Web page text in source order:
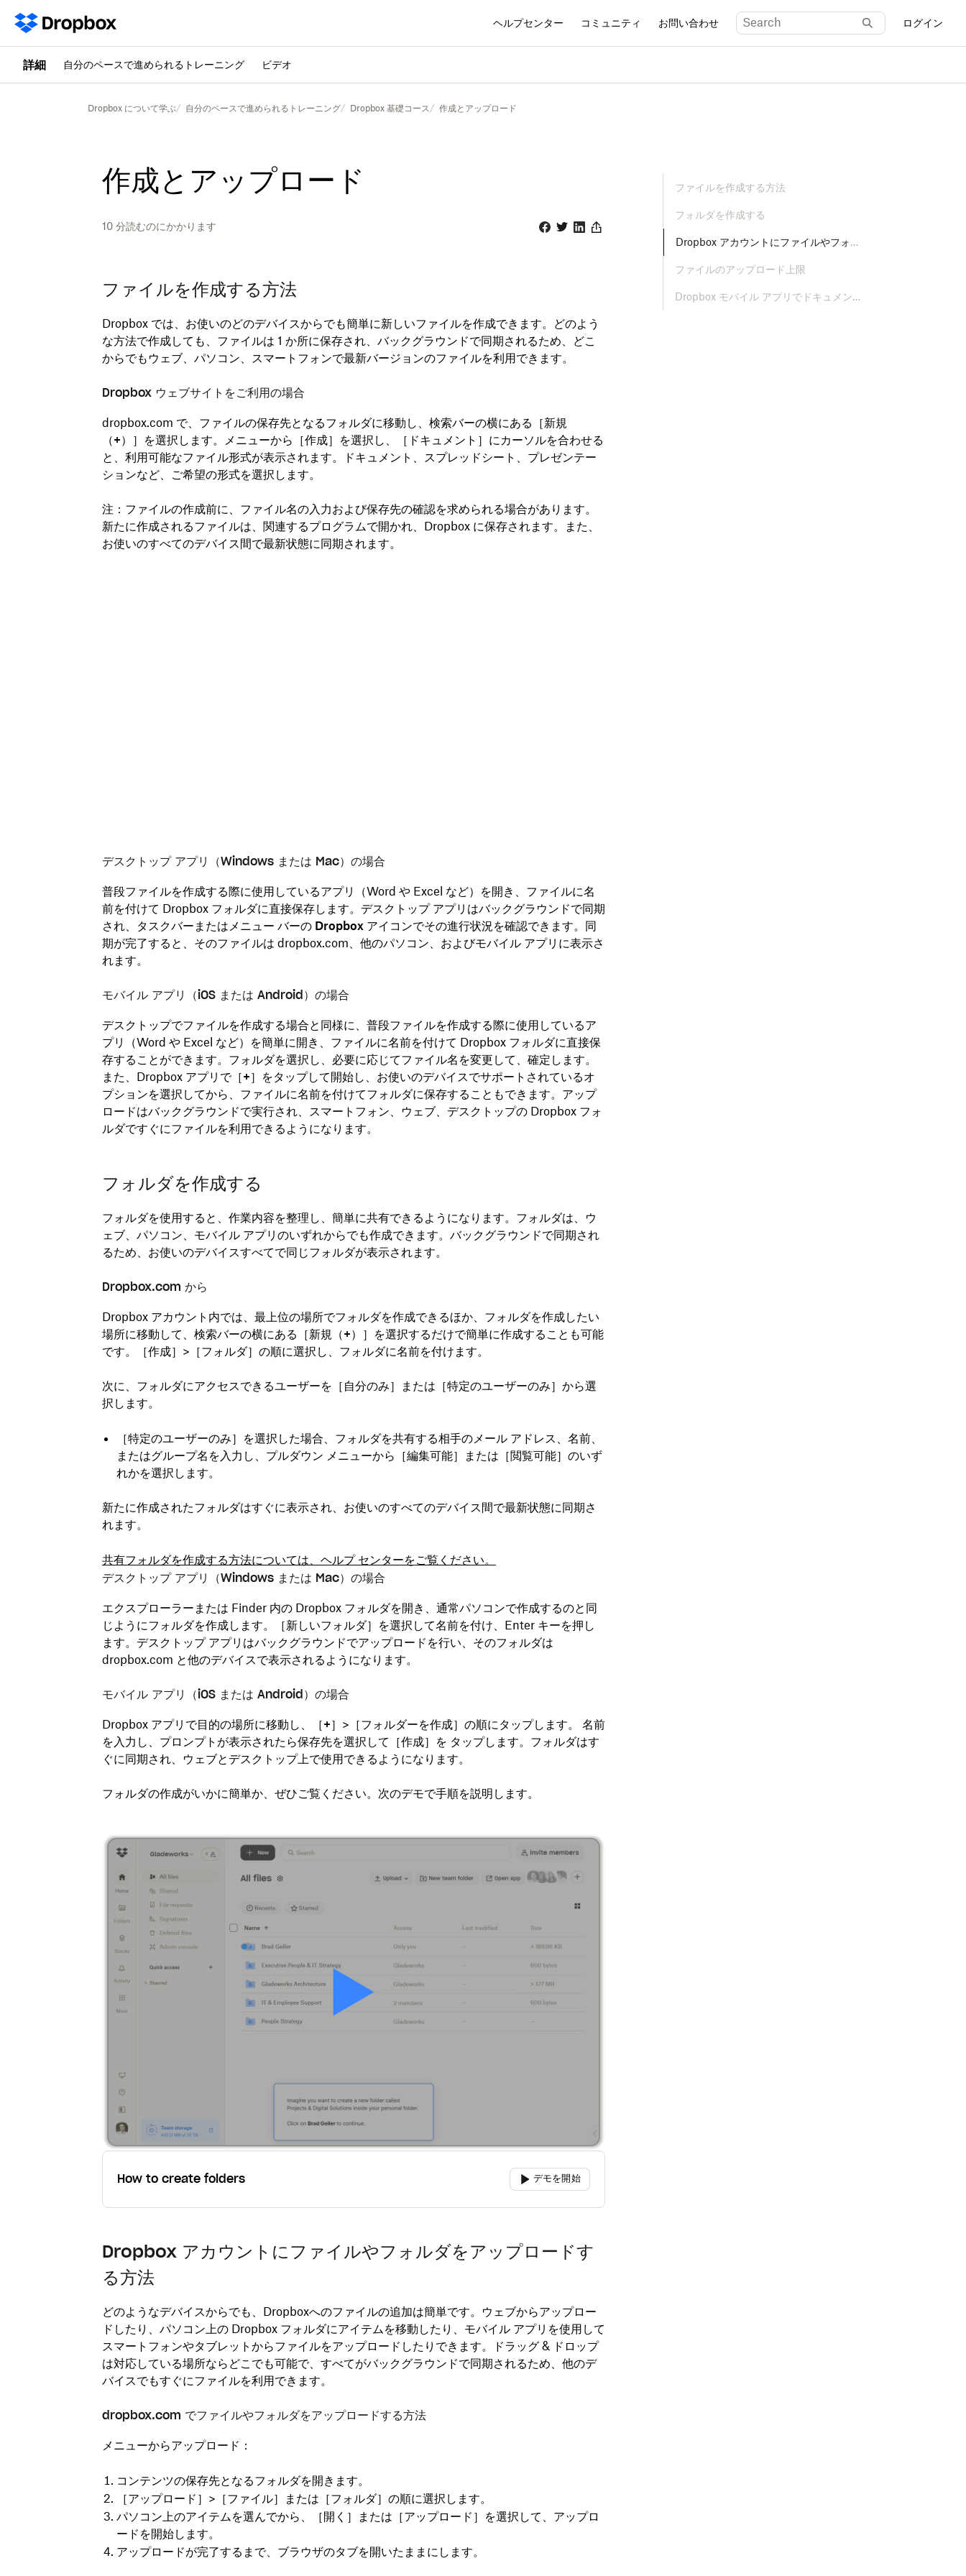
ヘルプセンター コミュニティ お問い合わせ ログイン
詳細 自分のペースで進められるトレーニング ビデオ
Dropbox について学ぶ 自分のペースで進められるトレーニング Dropbox 基礎コース 作成とアップロード
作成とアップロード
10 分読むのにかかります
ファイルを作成する方法
Dropbox では、お使いのどのデバイスからでも簡単に新しいファイルを作成できます。どのよう
な方法で作成しても、ファイルは 1 か所に保存され、バックグラウンドで同期されるため、どこ
からでもウェブ、パソコン、スマートフォンで最新バージョンのファイルを利用できます。
Dropbox ウェブサイトをご利用の場合
dropbox.com で、ファイルの保存先となるフォルダに移動し、検索バーの横にある［新規
（+） ］を選択します。メニューから［作成］を選択し、［ ドキュメント ］にカーソルを合わせる
と、利用可能なファイル形式が表示されます。ドキュメント、スプレッドシート、プレゼンテー
ションなど、ご希望の形式を選択します。
注： ファイルの作成前に、ファイル名の入力および保存先の確認を求められる場合があります。
新たに作成されるファイルは、関連するプログラムで開かれ、Dropbox に保存されます。また、
お使いのすべてのデバイス間で最新状態に同期されます。
デスクトップ アプリ（Windows または Mac）の場合
普段ファイルを作成する際に使用しているアプリ（Word や Excel など）を開き、ファイルに名
前を付けて Dropbox フォルダに直接保存します。デスクトップ アプリはバックグラウンドで同期
され、タスクバーまたはメニュー バーの Dropbox アイコンでその進行状況を確認できます。同
期が完了すると、そのファイルは dropbox.com、他のパソコン、およびモバイル アプリに表示さ
れます。
モバイル アプリ（iOS または Android）の場合
デスクトップでファイルを作成する場合と同様に、普段ファイルを作成する際に使用しているア
プリ（Word や Excel など）を簡単に開き、ファイルに名前を付けて Dropbox フォルダに直接保
存することができます。フォルダを選択し、必要に応じてファイル名を変更して、確定します。
また、Dropbox アプリで［+］をタップして開始し、お使いのデバイスでサポートされているオ
プションを選択してから、ファイルに名前を付けてフォルダに保存することもできます。アップ
ロードはバックグラウンドで実行され、スマートフォン、ウェブ、デスクトップの Dropbox フォ
ルダですぐにファイルを利用できるようになります。
フォルダを作成する
フォルダを使用すると、作業内容を整理し、簡単に共有できるようになります。フォルダは、ウ
ェブ、パソコン、モバイル アプリのいずれからでも作成できます。バックグラウンドで同期され
るため、お使いのデバイスすべてで同じフォルダが表示されます。
Dropbox.com から
Dropbox アカウント内では、最上位の場所でフォルダを作成できるほか、フォルダを作成したい
場所に移動して、検索バーの横にある［新規（+） ］を選択するだけで簡単に作成することも可能
です。［作成］>［フォルダ］の順に選択し、フォルダに名前を付けます。
次に、フォルダにアクセスできるユーザーを［ 自分のみ］または［特定のユーザーのみ］から選
択します。
［特定のユーザーのみ］を選択した場合、フォルダを共有する相手のメール アドレス、名前、
またはグループ名を入力し、プルダウン メニューから［編集可能］または［閲覧可能］のいず
れかを選択します。
新たに作成されたフォルダはすぐに表示され、お使いのすべてのデバイス間で最新状態に同期さ
れます。
共有フォルダを作成する方法については、ヘルプ センターをご覧ください。
デスクトップ アプリ（Windows または Mac）の場合
エクスプローラーまたは Finder 内の Dropbox フォルダを開き、通常パソコンで作成するのと同
じようにフォルダを作成します。［新しいフォルダ］を選択して名前を付け、Enter キーを押し
ます。デスクトップ アプリはバックグラウンドでアップロードを行い、そのフォルダは
dropbox.com と他のデバイスで表示されるようになります。
モバイル アプリ（iOS または Android）の場合
Dropbox アプリで目的の場所に移動し、［+］>［フォルダーを作成］の順にタップします。 名前
を入力し、プロンプトが表示されたら保存先を選択して［作成］を タップします。フォルダはす
ぐに同期され、ウェブとデスクトップ上で使用できるようになります。
フォルダの作成がいかに簡単か、ぜひご覧ください。次のデモで手順を説明します。
How to create folders デモを開始
Dropbox アカウントにファイルやフォルダをアップロードす
る方法
どのようなデバイスからでも、Dropboxへのファイルの追加は簡単です。ウェブからアップロー
ドしたり、パソコン上の Dropbox フォルダにアイテムを移動したり、モバイル アプリを使用して
スマートフォンやタブレットからファイルをアップロードしたりできます。ドラッグ & ドロップ
は対応している場所ならどこでも可能で、すべてがバックグラウンドで同期されるため、他のデ
バイスでもすぐにファイルを利用できます。
dropbox.com でファイルやフォルダをアップロードする方法
メニューからアップロード：
コンテンツの保存先となるフォルダを開きます。
［アップロード ］>［ファイル］または［フォルダ］の順に選択します。
パソコン上のアイテムを選んでから、［開く ］または［アップロード ］を選択して、アップロ
ードを開始します。
アップロードが完了するまで、ブラウザのタブを開いたままにします。
ファイルを作成する方法
フォルダを作成する
Dropbox アカウントにファイルやフォルダをアップロードする方法
ファイルのアップロード上限
Dropbox モバイル アプリでドキュメントをスキャンする方法